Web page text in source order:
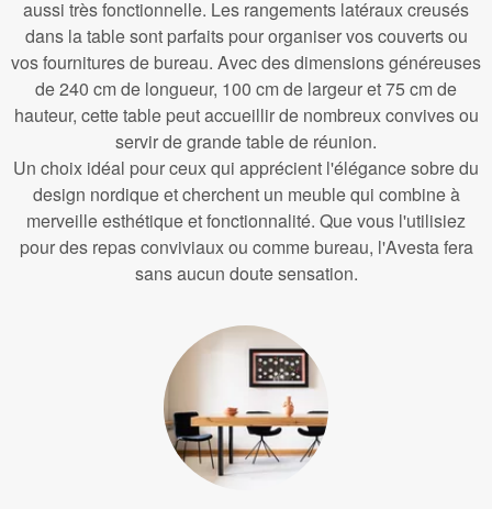
aussi très fonctionnelle. Les rangements latéraux creusés
dans la table sont parfaits pour organiser vos couverts ou
vos fournitures de bureau. Avec des dimensions généreuses
de 240 cm de longueur, 100 cm de largeur et 75 cm de
hauteur, cette table peut accueillir de nombreux convives ou
servir de grande table de réunion.
Un choix idéal pour ceux qui apprécient l'élégance sobre du
design nordique et cherchent un meuble qui combine à
merveille esthétique et fonctionnalité. Que vous l'utilisiez
pour des repas conviviaux ou comme bureau, l'Avesta fera
sans aucun doute sensation.